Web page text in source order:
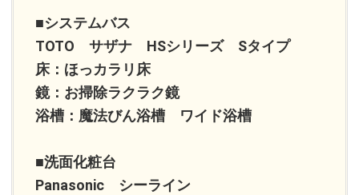
■システムバス
TOTO サザナ HSシリーズ Sタイプ
床：ほっカラリ床
鏡：お掃除ラクラク鏡
浴槽：魔法びん浴槽 ワイド浴槽
■洗面化粧台
Panasonic シーライン